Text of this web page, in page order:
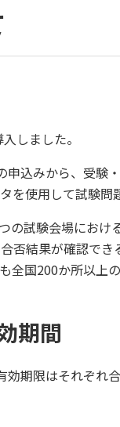
しました。
込みから、受験
使用して試験
試験会場にお
否結果が確認で
国200か所以上
期間
期限はそれぞれ